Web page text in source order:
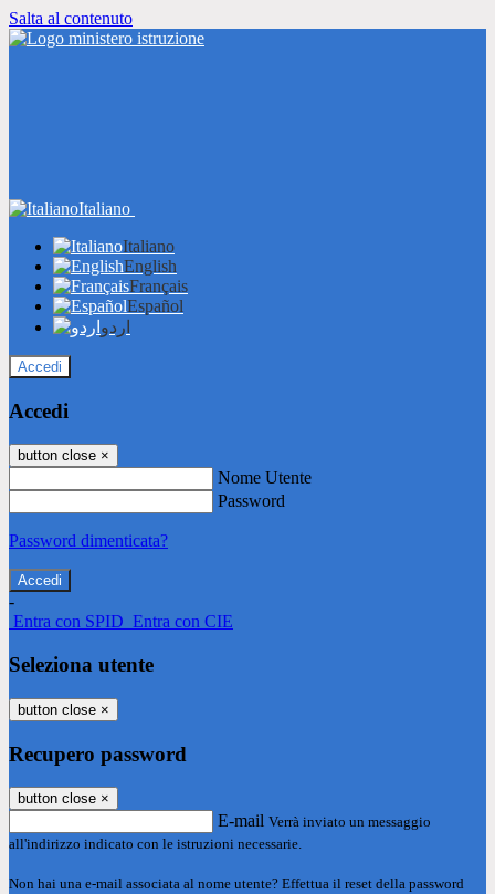
Salta al contenuto
Italiano
Italiano
English
Français
Español
اردو
Accedi
Accedi
button close ×
Nome Utente
Password
Password dimenticata?
-
Entra con SPID Entra con CIE
Seleziona utente
button close ×
Recupero password
button close ×
E-mail Verrà inviato un messaggio
all'indirizzo indicato con le istruzioni necessarie.
Non hai una e-mail associata al nome utente? Effettua il reset della password